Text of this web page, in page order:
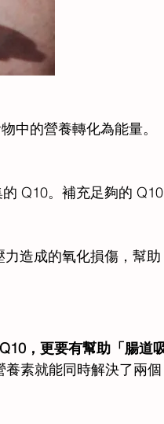
中的營養轉化為能量。
Q10。補充足夠的 Q10
力造成的氧化損傷，幫助
，更要有幫助「腸道
養素就能同時解決了兩個